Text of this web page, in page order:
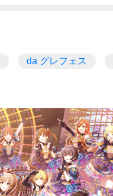
da グレフェス